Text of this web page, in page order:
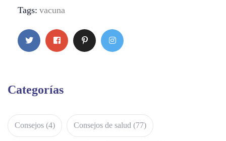
Tags: vacuna
Categorías
Consejos (4) Consejos de salud (77)